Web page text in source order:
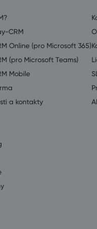
CRM
Online (pro Microsoft 365)
(pro Microsoft Teams)
Mobile
a kontakty